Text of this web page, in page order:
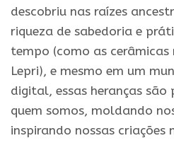
descobriu nas raízes
riqueza de sabedoria e
tempo (como as
Lepri), e mesmo em um
digital, essas heranças são
quem somos, moldando
inspirando nossas criações